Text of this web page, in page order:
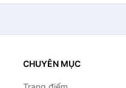
CHUYÊN MỤC